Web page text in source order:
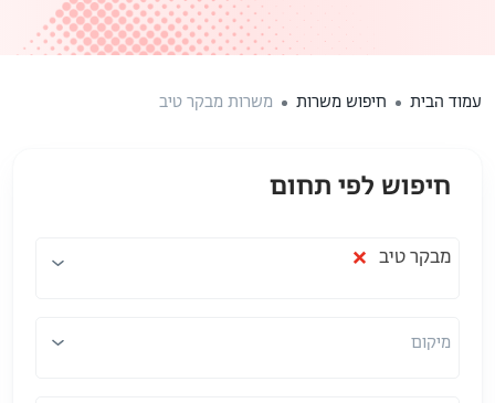
עמוד הבית חיפוש משרות משרות מבקר טיב
חיפוש לפי תחום
× מבקר טיב
מיקום